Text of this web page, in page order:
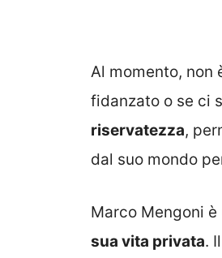
Al momento, non
fidanzato o se ci
riservatezza,
dal suo mondo
Marco Mengoni
sua vita privata.